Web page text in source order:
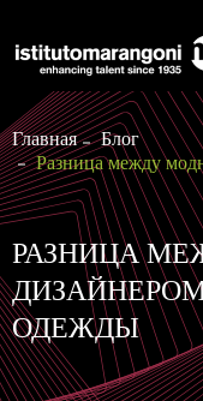
Главная
Блог
Разница между
РАЗНИЦА
ОДЕЖДЫ